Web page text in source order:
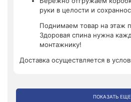
руки в целости и
Поднимаем товар на этаж
Здоровая спина нужна
монтажнику!
Доставка осуществляется в
ПОКАЗАТЬ ЕЩЕ